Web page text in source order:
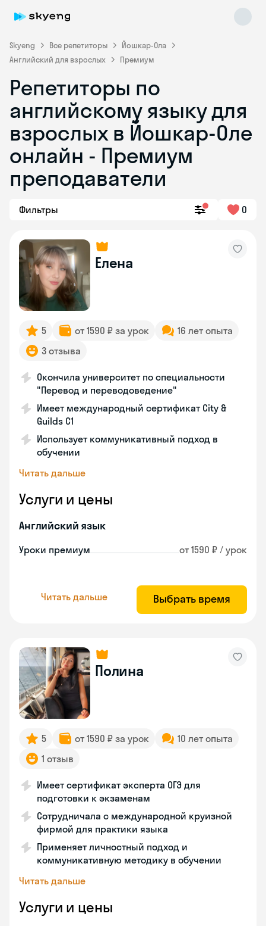
Skyeng Все репетиторы
Йошкар-Ола
Английский для взрослых
Премиум
Репетиторы по
английскому языку для
взрослых в Йошкар-Оле
онлайн - Премиум
преподаватели
Фильтры 0
Елена
5 от 1590 ₽ за урок
16 лет опыта
3 отзыва
Окончила университет по специальности
"Перевод и переводоведение"
Имеет международный сертификат City &
Guilds C1
Использует коммуникативный подход в
обучении
Читать дальше
Услуги и цены
Английский язык
Уроки премиум от 1590 ₽ / урок
Читать дальше Выбрать время
Полина
5 от 1590 ₽ за урок
10 лет опыта
1 отзыв
Имеет сертификат эксперта ОГЭ для
подготовки к экзаменам
Сотрудничала с международной круизной
фирмой для практики языка
Применяет личностный подход и
коммуникативную методику в обучении
Читать дальше
Услуги и цены
Skyeng Chat